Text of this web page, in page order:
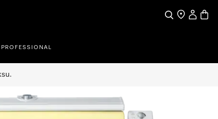
SearchFind a store
My
PROFESSIONAL